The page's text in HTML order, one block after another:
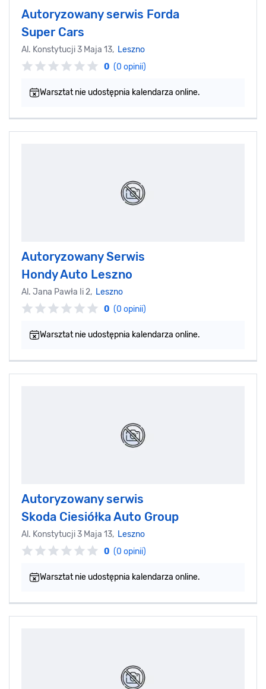
Autoryzowany serwis Forda
Super Cars
Al. Konstytucji 3 Maja 13, Leszno
0 (0 opinii)
Warsztat nie udostępnia kalendarza online.
Autoryzowany Serwis
Hondy Auto Leszno
Al. Jana Pawła Ii 2, Leszno
0 (0 opinii)
Warsztat nie udostępnia kalendarza online.
Autoryzowany serwis
Skoda Ciesiółka Auto Group
Al. Konstytucji 3 Maja 13, Leszno
0 (0 opinii)
Warsztat nie udostępnia kalendarza online.